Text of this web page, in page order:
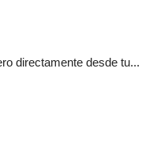
directamente desde tu...